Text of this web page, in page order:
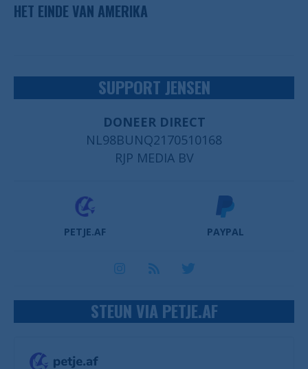
HET EINDE VAN AMERIKA
SUPPORT JENSEN
DONEER DIRECT
NL98BUNQ2170510168
RJP MEDIA BV
PETJE.AF PAYPAL
STEUN VIA PETJE.AF